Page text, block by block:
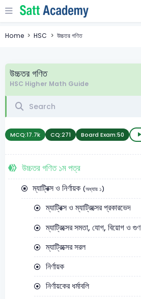
Home HSC উচ্চতর গণিত
উচ্চতর গণিত
HSC Higher Math Guide
MCQ:17.7k CQ:271 Board Exam:50
উচ্চতর গণিত ১ম পত্র
ম্যাট্রিক্স ও নির্ণায়ক (অধ্যায় ১)
ম্যাট্রিক্স ও ম্যাট্রিক্সের প্রকারভেদ
ম্যাট্রিক্সের সমতা, যোগ, বিয়োগ ও গুণ
ম্যাট্রিক্সের সরল
নির্ণায়ক
নির্ণায়কের ধর্মাবলি